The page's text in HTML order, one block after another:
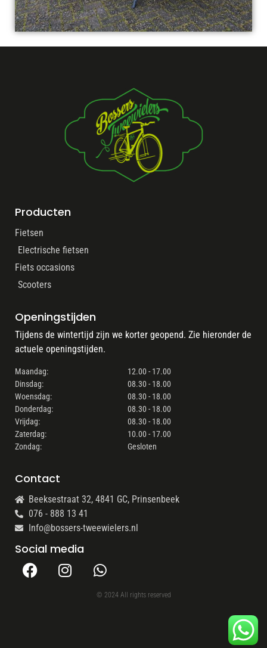
Producten
Fietsen
Electrische fietsen
Fiets occasions
Scooters
Openingstijden
Tijdens de wintertijd zijn we korter geopend. Zie hieronder de
actuele openingstijden.
Maandag:
12.00 - 17.00
Dinsdag:
08.30 - 18.00
Woensdag:
08.30 - 18.00
Donderdag:
08.30 - 18.00
Vrijdag:
08.30 - 18.00
Zaterdag:
10.00 - 17.00
Zondag:
Gesloten
Contact
Beeksestraat 32, 4841 GC, Prinsenbeek
076 - 888 13 41
Info@bossers-tweewielers.nl
Social media
© 2024 All rights reserved